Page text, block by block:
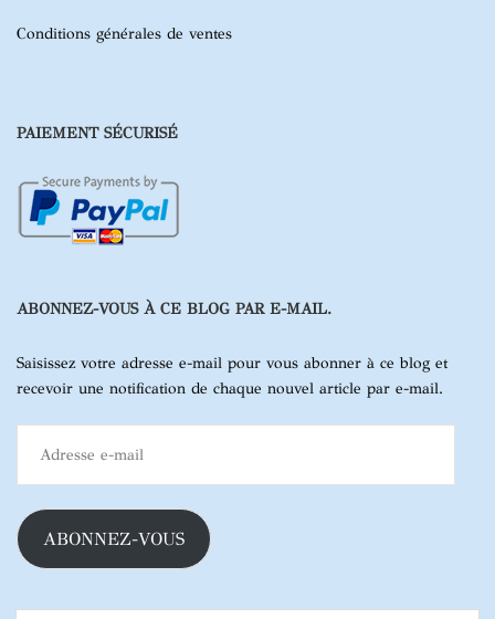
Conditions générales de ventes
PAIEMENT SÉCURISÉ
ABONNEZ-VOUS À CE BLOG PAR E-MAIL.
Saisissez votre adresse e-mail pour vous abonner à ce blog et
recevoir une notification de chaque nouvel article par e-mail.
mail
ABONNEZ-VOUS